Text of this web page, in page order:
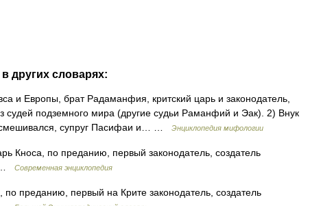
других словарях:
и Европы, брат Радаманфия, критский царь и законодатель,
судей подземного мира (другие судьи Раманфий и Эак). 2) Внук
супруг Пасифаи и… …
Энциклопедия мифологии
Кноса, по преданию, первый законодатель, создатель
…
Современная энциклопедия
преданию, первый на Крите законодатель, создатель